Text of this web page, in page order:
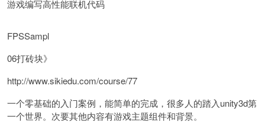
游戏编写高性能联机代码
FPSSampl
06打砖块》
http://www.sikiedu.com/course/77
一个零基础的入门案例，能简单的完成，很多人的踏入unity3d第
一个世界。次要其他内容有游戏主题组件和背景。